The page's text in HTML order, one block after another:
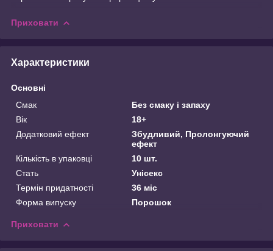
Приховати
Характеристики
Основні
Смак
Без смаку і запаху
Вік
18+
Додатковий ефект
Збудливий, Пролонгуючий
ефект
Кількість в упаковці
10 шт.
Стать
Унісекс
Термін придатності
36 міс
Форма випуску
Порошок
Приховати